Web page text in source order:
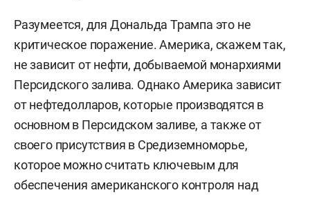
Разумеется, для Дональда Трампа это не
критическое поражение. Америка, скажем так,
не зависит от нефти, добываемой монархиями
Персидского залива. Однако Америка зависит
от нефтедолларов, которые производятся в
основном в Персидском заливе, а также от
своего присутствия в Средиземноморье,
которое можно считать ключевым для
обеспечения американского контроля над